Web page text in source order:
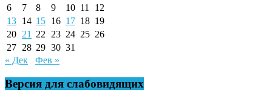
6
7 8 9 10 11
12
13 14 15 16 17 18 19
20 21 22 23 24 25 26
27 28 29 30 31
« Дек
Фев »
Версия для слабовидящих